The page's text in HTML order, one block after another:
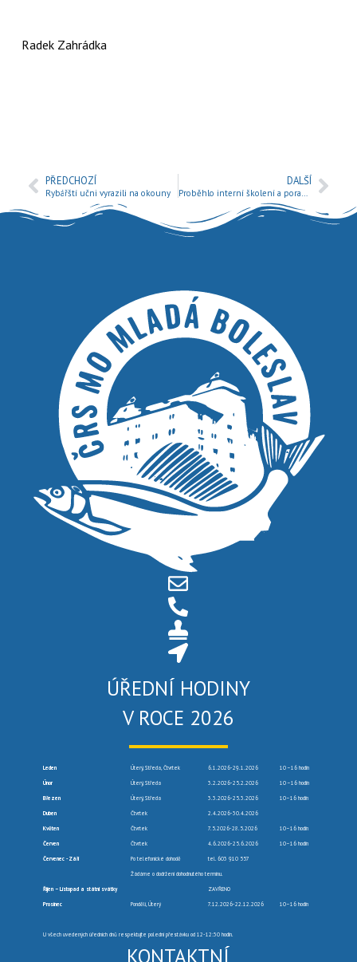
Radek Zahrádka
PŘEDCHOZÍ
Rybářští učni vyrazili na okouny
DALŠÍ
Proběhlo interní školení a porada Rybářské stráže
ÚŘEDNÍ HODINY
V ROCE 2026
Leden Úterý, Středa, Čtvrtek 6.1.2026-29.1.2026 10 –16 hodin
Únor Úterý, Středa 3.2.2026-25.2.2026 10 –16 hodin
Březen Úterý, Středa 3.3.2026-25.3.2026 10–16 hodin
Duben Čtvrtek 2.4.2026-30.4.2026
Květen Čtvrtek 7.5.2026-28.5.2026 10–16 hodin
Červen Čtvrtek 4.6.2026-25.6.2026 10–16 hodin
Červenec -Září Po telefonické dohodě tel. 603 910 557
Žádáme o dodržení dohodnutého termínu.
Říjen – Listopad a státní svátky ZAVŘENO
Prosinec Pondělí, Úterý 7.12.2026-22.12.2026 10–16 hodin
U všech uvedených úředních dnů respektujte polední přestávku od 12-12:30 hodin.
KONTAKTNÍ